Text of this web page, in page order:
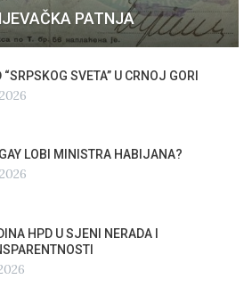
PATNJA
“SRPSKOG SVETA” U CRNOJ GORI
LOBI MINISTRA HABIJANA?
HPD U SJENI NERADA I